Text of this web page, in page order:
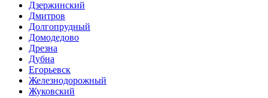
Дзержинский
Дмитров
Долгопрудный
Домодедово
Дрезна
Дубна
Егорьевск
Железнодорожный
Жуковский